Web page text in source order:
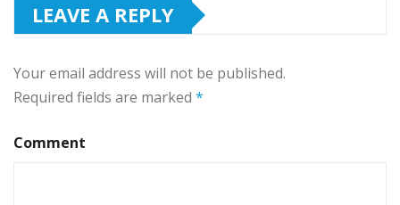
LEAVE A REPLY
Your email address will not be published.
Required fields are marked *
Comment